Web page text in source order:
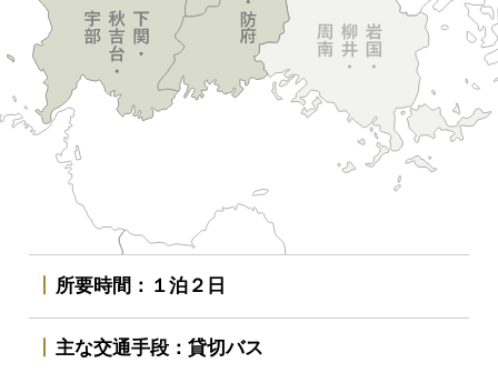
所要時間 １泊２日
主な交通手段 貸切バス